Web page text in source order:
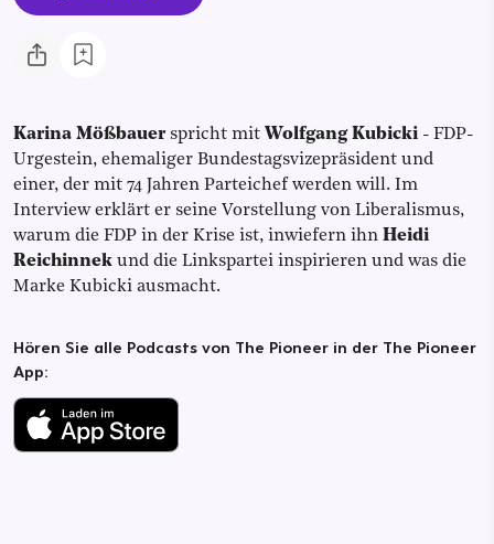
Karina Mößbauer spricht mit Wolfgang Kubicki - FDP-
Urgestein, ehemaliger Bundestagsvizepräsident und
einer, der mit 74 Jahren Parteichef werden will. Im
Interview erklärt er seine Vorstellung von Liberalismus,
warum die FDP in der Krise ist, inwiefern ihn Heidi
Reichinnek und die Linkspartei inspirieren und was die
Marke Kubicki ausmacht.
Hören Sie alle Podcasts von The Pioneer in der The Pioneer
App: